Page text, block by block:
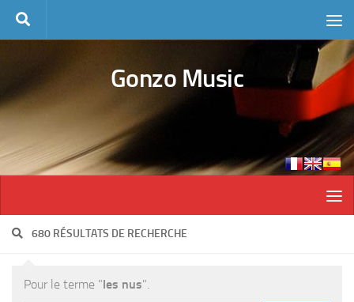
Skip to content
Gonzo Music
680 RÉSULTATS DE RECHERCHE
Pour le terme "les nus".